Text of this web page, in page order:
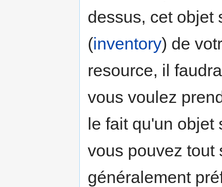
dessus, cet objet
(inventory) de
resource, il
vous voulez
le fait qu'un objet
vous pouvez tout
généralement